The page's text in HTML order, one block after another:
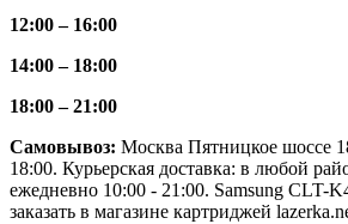
12:00 – 16:00
14:00 – 18:00
18:00 – 21:00
Самовывоз: Москва Пятницкое шоссе
18:00. Курьерская доставка: в любой
ежедневно 10:00 - 21:00. Samsung CLT-
заказать в магазине картриджей